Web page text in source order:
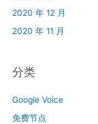
2020 年 12 月
2020 年 11 月
分类
Google Voice
免费节点